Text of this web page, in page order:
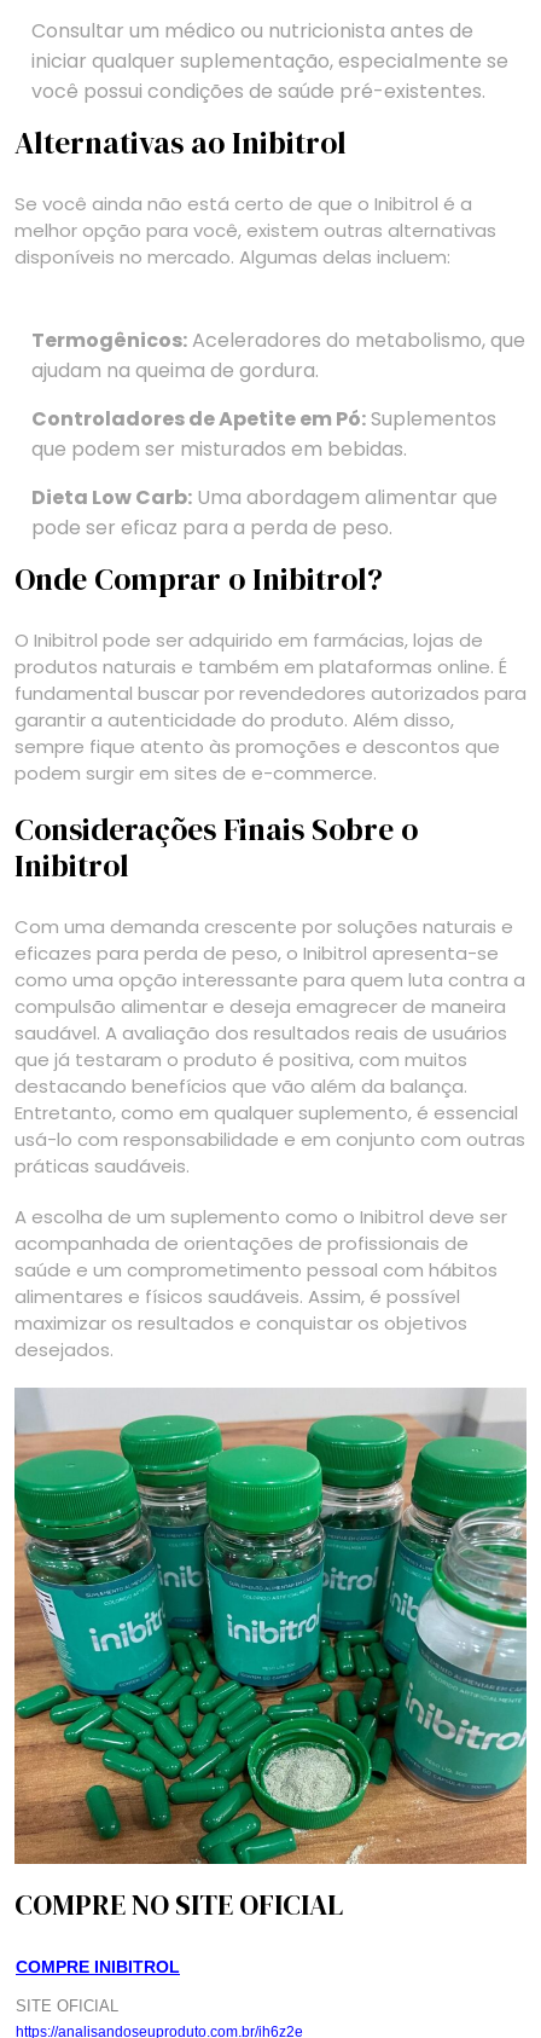
Consultar um médico ou nutricionista antes de
iniciar qualquer suplementação, especialmente se
você possui condições de saúde pré-existentes.
Alternativas ao Inibitrol
Se você ainda não está certo de que o Inibitrol é a
melhor opção para você, existem outras alternativas
disponíveis no mercado. Algumas delas incluem:
Termogênicos:Aceleradores do metabolismo, que
ajudam na queima de gordura.
Controladores de Apetite em Pó:Suplementos
que podem ser misturados em bebidas.
Dieta Low Carb: Uma abordagem alimentar que
pode ser eficaz para a perda de peso.
Onde Comprar o Inibitrol?
O Inibitrol pode ser adquirido em farmácias, lojas de
produtos naturais e também em plataformas online. É
fundamental buscar por revendedores autorizados para
garantir a autenticidade do produto. Além disso,
sempre fique atento às promoções e descontos que
podem surgir em sites de e-commerce.
Considerações Finais Sobre o
Inibitrol
Com uma demanda crescente por soluções naturais e
eficazes para perda de peso, o Inibitrol apresenta-se
como uma opção interessante para quem luta contra a
compulsão alimentar e deseja emagrecer de maneira
saudável. A avaliação dos resultados reais de usuários
que já testaram o produto é positiva, com muitos
destacando benefícios que vão além da balança.
Entretanto, como em qualquer suplemento, é essencial
usá-lo com responsabilidade e em conjunto com outras
práticas saudáveis.
A escolha de um suplemento como o Inibitrol deve ser
acompanhada de orientações de profissionais de
saúde e um comprometimento pessoal com hábitos
alimentares e físicos saudáveis. Assim, é possível
maximizar os resultados e conquistar os objetivos
desejados.
COMPRE NO SITE OFICIAL
COMPRE INIBITROL
SITE OFICIAL
https://analisandoseuproduto.com.br/ih6z2e